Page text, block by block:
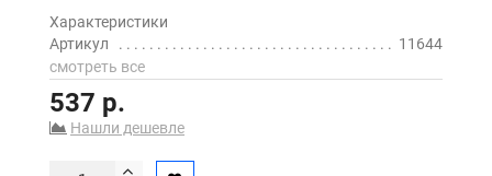
Характеристики
Артикул
11644
смотреть все
537 р.
Нашли дешевле